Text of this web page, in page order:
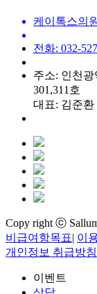
케이톡스의
전화: 032-
주소: 인천
301,311호
대표: 김준환
Copy right ⓒ
비급여항목표| 이
개인정보 취급방침
이벤트